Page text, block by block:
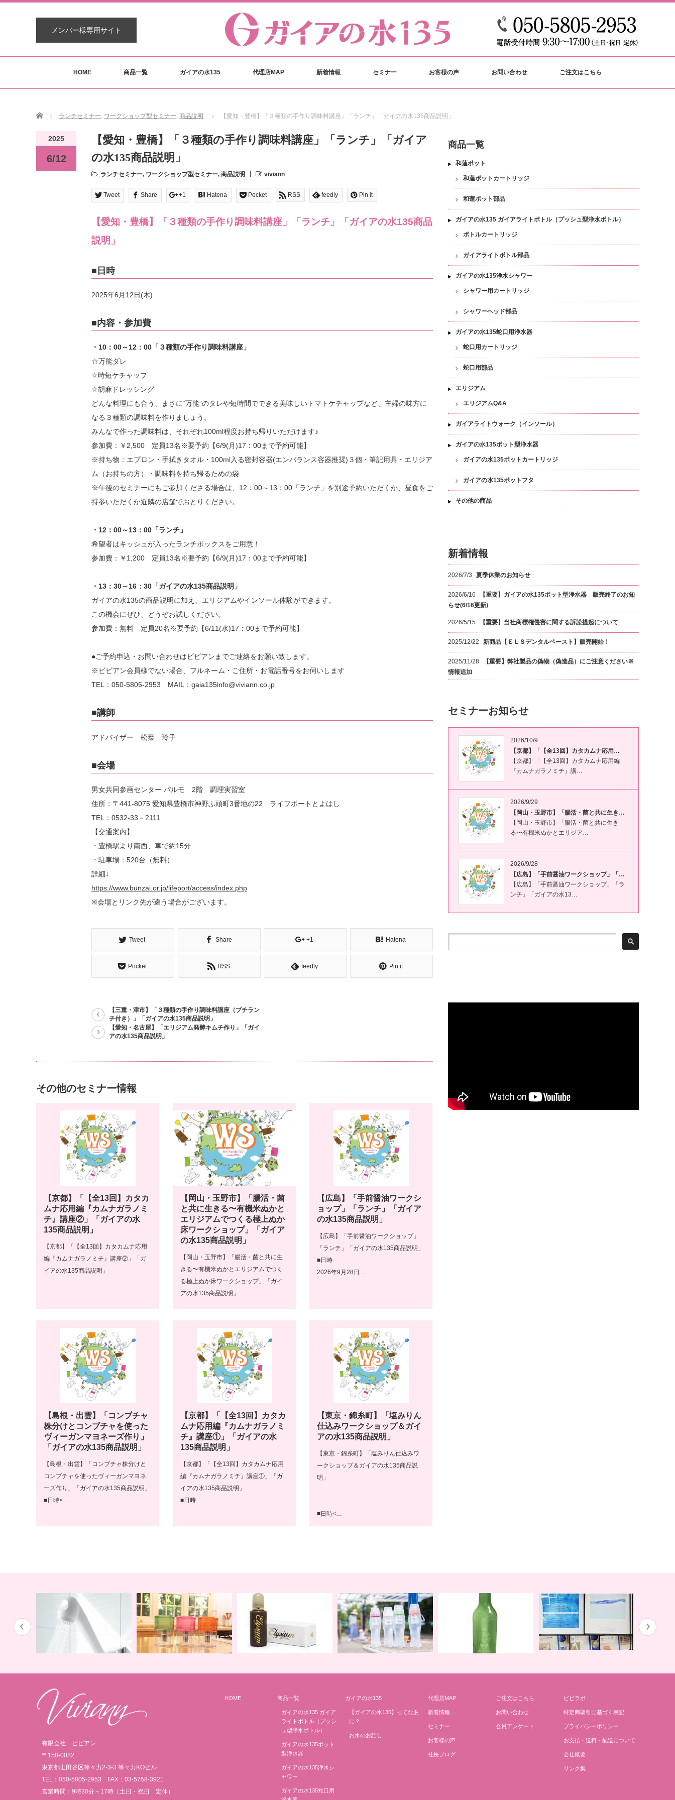
メンバー様専用サイト
HOME 商品一覧 ガイアの水135 代理店MAP 新着情報 セミナー お客様の声 お問い合わせ ご注文はこちら
Home ランチセミナー, ワークショップ型セミナー, 商品説明 【愛知・豊橋】「３種類の手作り調味料講座」「ランチ」「ガイアの水135商品説明」
2025
6/12
【愛知・豊橋】「３種類の手作り調味料講座」「ランチ」「ガイア
の水135商品説明」
ランチセミナー, ワークショップ型セミナー, 商品説明 viviann
Tweet Share +1 Hatena Pocket RSS feedly Pin it
【愛知・豊橋】「３種類の手作り調味料講座」「ランチ」「ガイアの水135商品
説明」
■日時
2025年6月12日(木)
■内容・参加費
・10：00～12：00「３種類の手作り調味料講座」
☆万能ダレ
☆時短ケチャップ
☆胡麻ドレッシング
どんな料理にも合う、まさに“万能”のタレや短時間でできる美味しいトマトケチャップなど、主婦の味方に
なる３種類の調味料を作りましょう。
みんなで作った調味料は、それぞれ100ml程度お持ち帰りいただけます♪
参加費：￥2,500 定員13名※要予約【6/9(月)17：00まで予約可能】
※持ち物：エプロン・手拭きタオル・100ml入る密封容器(エンバランス容器推奨)３個・筆記用具・エリジア
ム（お持ちの方）・調味料を持ち帰るための袋
※午後のセミナーにもご参加くださる場合は、12：00～13：00「ランチ」を別途予約いただくか、昼食をご
持参いただくか近隣の店舗でおとりください。
・12：00～13：00「ランチ」
希望者はキッシュが入ったランチボックスをご用意！
参加費：￥1,200 定員13名※要予約【6/9(月)17：00まで予約可能】
・13：30～16：30「ガイアの水135商品説明」
ガイアの水135の商品説明に加え、エリジアムやインソール体験ができます。
この機会にぜひ、どうぞお試しください。
参加費：無料 定員20名※要予約【6/11(水)17：00まで予約可能】
●ご予約申込・お問い合わせはビビアンまでご連絡をお願い致します。
※ビビアン会員様でない場合、フルネーム・ご住所・お電話番号をお伺いします
TEL：050-5805-2953 MAIL：gaia135info@viviann.co.jp
■講師
アドバイザー 松葉 玲子
■会場
男女共同参画センター パルモ 2階 調理実習室
住所：〒441-8075 愛知県豊橋市神野ふ頭町3番地の22 ライフポートとよはし
TEL：0532-33－2111
【交通案内】
・豊橋駅より南西、車で約15分
・駐車場：520台（無料）
詳細↓
https://www.bunzai.or.jp/lifeport/access/index.php
※会場とリンク先が違う場合がございます。
Tweet Share +1 Hatena
Pocket RSS feedly Pin it
【三重・津市】「３種類の手作り調味料講座（プチラン
チ付き）」「ガイアの水135商品説明」
【愛知・名古屋】「エリジアム発酵キムチ作り」「ガイ
アの水135商品説明」
その他のセミナー情報
【京都】「【全13回】カタカ
ムナ応用編『カムナガラノミ
チ』講座②」「ガイアの水
135商品説明」
【京都】「【全13回】カタカムナ応用
編『カムナガラノミチ』講座②」「ガ
イアの水135商品説明」
【岡山・玉野市】「腸活・菌
と共に生きる〜有機米ぬかと
エリジアムでつくる極上ぬか
床ワークショップ」「ガイア
の水135商品説明」
【岡山・玉野市】「腸活・菌と共に生
きる〜有機米ぬかとエリジアムでつく
る極上ぬか床ワークショップ」「ガイ
アの水135商品説明」
【広島】「手前醤油ワークシ
ョップ」「ランチ」「ガイア
の水135商品説明」
【広島】「手前醤油ワークショップ」
「ランチ」「ガイアの水135商品説明」
■日時
2026年9月28日…
【島根・出雲】「コンブチャ
株分けとコンブチャを使った
ヴィーガンマヨネーズ作り」
「ガイアの水135商品説明」
【島根・出雲】「コンブチャ株分けと
コンブチャを使ったヴィーガンマヨネ
ーズ作り」「ガイアの水135商品説明」
■日時<…
【京都】「【全13回】カタカ
ムナ応用編『カムナガラノミ
チ』講座①」「ガイアの水
135商品説明」
【京都】「【全13回】カタカムナ応用
編『カムナガラノミチ』講座①」「ガ
イアの水135商品説明」
■日時
…
【東京・錦糸町】「塩みりん
仕込みワークショップ＆ガイ
アの水135商品説明」
【東京・錦糸町】「塩みりん仕込みワ
ークショップ＆ガイアの水135商品説
明」
■日時<…
商品一覧
和蓮ポット
和蓮ポットカートリッジ
和蓮ポット部品
ガイアの水135 ガイアライトボトル（プッシュ型浄水ボトル）
ボトルカートリッジ
ガイアライトボトル部品
ガイアの水135浄水シャワー
シャワー用カートリッジ
シャワーヘッド部品
ガイアの水135蛇口用浄水器
蛇口用カートリッジ
蛇口用部品
エリジアム
エリジアムQ&A
ガイアライトウォーク（インソール）
ガイアの水135ポット型浄水器
ガイアの水135ポットカートリッジ
ガイアの水135ポットフタ
その他の商品
新着情報
2026/7/3 夏季休業のお知らせ
2026/6/16
【重要】ガイアの水135ポット型浄水器 販売終了のお知
らせ(6/16更新)
2026/5/15 【重要】当社商標権侵害に関する訴訟提起について
2025/12/22 新商品【ＥＬＳデンタルペースト】販売開始！
2025/11/28
【重要】弊社製品の偽物（偽造品）にご注意ください※
情報追加
セミナーお知らせ
2026/10/9
【京都】「【全13回】カタカムナ応用…
【京都】「【全13回】カタカムナ応用編
『カムナガラノミチ』講…
2026/9/29
【岡山・玉野市】「腸活・菌と共に生き…
【岡山・玉野市】「腸活・菌と共に生き
る〜有機米ぬかとエリジア…
2026/9/28
【広島】「手前醤油ワークショップ」「…
【広島】「手前醤油ワークショップ」「ラ
ンチ」「ガイアの水13…
地球の恵みを シャワー 地球の一滴 エリジアム 地球と共に ライトボトル みどりごとグリーンボトル
ガイアの水１３５と私
有限会社 ビビアン
〒158-0082
東京都世田谷区等々力2-3-3 等々力KOビル
TEL：050-5805-2953 FAX：03-5758-3921
営業時間：9時30分～17時（土日・祝日 定休）
HOME 商品一覧
ガイアの水135 ガイア
ライトボトル（プッシ
ュ型浄水ボトル）
ガイアの水135ポット
型浄水器
ガイアの水135浄水シ
ャワー
ガイアの水135蛇口用
ガイアの水135
【ガイアの水135】ってなあ
に？
お水のお話し
代理店MAP
新着情報
セミナー
お客様の声
社長ブログ
ご注文はこちら
お問い合わせ
会員アンケート
ビビラボ
特定商取引に基づく表記
プライバシーポリシー
お支払・送料・配送について
会社概要
リンク集